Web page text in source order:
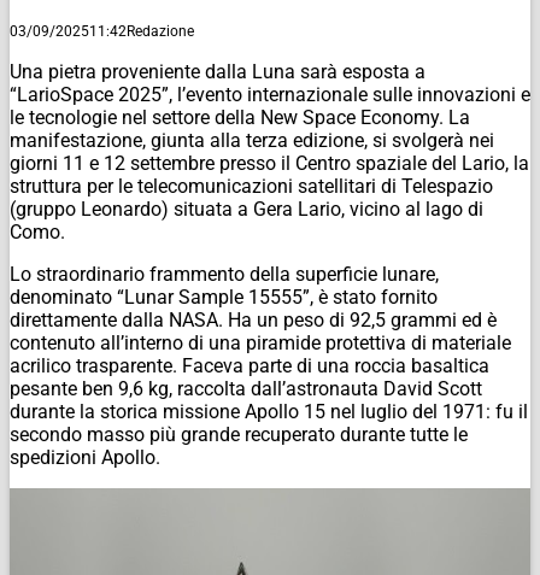
03/09/202511:42Redazione
Una pietra proveniente dalla Luna sarà esposta a
“LarioSpace 2025”, l’evento internazionale sulle innovazioni e
le tecnologie nel settore della New Space Economy. La
manifestazione, giunta alla terza edizione, si svolgerà nei
giorni 11 e 12 settembre presso il Centro spaziale del Lario, la
struttura per le telecomunicazioni satellitari di Telespazio
(gruppo Leonardo) situata a Gera Lario, vicino al lago di
Como.
Lo straordinario frammento della superficie lunare,
denominato “Lunar Sample 15555”, è stato fornito
direttamente dalla NASA. Ha un peso di 92,5 grammi ed è
contenuto all’interno di una piramide protettiva di materiale
acrilico trasparente. Faceva parte di una roccia basaltica
pesante ben 9,6 kg, raccolta dall’astronauta David Scott
durante la storica missione Apollo 15 nel luglio del 1971: fu il
secondo masso più grande recuperato durante tutte le
spedizioni Apollo.